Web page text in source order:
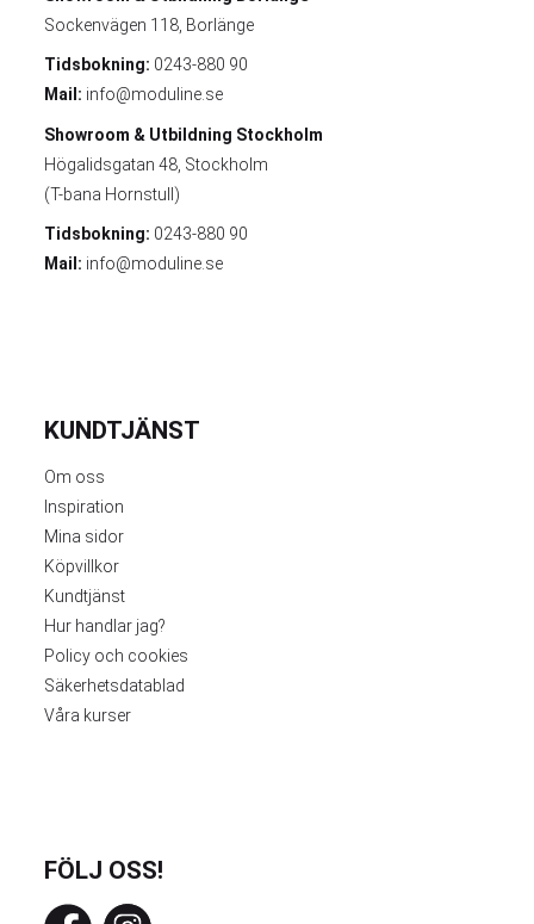
Sockenvägen 118, Borlänge
Tidsbokning: 0243-880 90
Mail: info@moduline.se
Showroom & Utbildning Stockholm
Högalidsgatan 48, Stockholm
(T-bana Hornstull)
Tidsbokning: 0243-880 90
Mail: info@moduline.se
KUNDTJÄNST
Om oss
Inspiration
Mina sidor
Köpvillkor
Kundtjänst
Hur handlar jag?
Policy och cookies
Säkerhetsdatablad
Våra kurser
FÖLJ OSS!